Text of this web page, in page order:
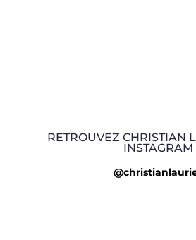
RETROUVEZ CHRISTIAN
INSTAGRAM